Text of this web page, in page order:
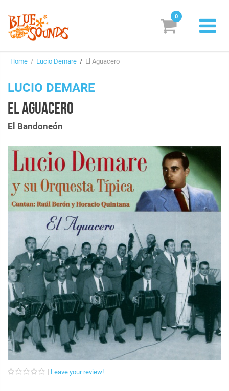
Suggestions
Box Sets
Search
Login/Register
0
Home / Lucio Demare / El Aguacero
LUCIO DEMARE
EL AGUACERO
El Bandoneón
Leave your review!